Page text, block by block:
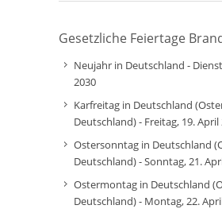
Gesetzliche Feiertage
Neujahr in Deutschland -
2030
Karfreitag in Deutschland
Deutschland) - Freitag, 19. April
Ostersonntag in Deutschland
Deutschland) - Sonntag, 21.
Ostermontag in Deutschland
Deutschland) - Montag, 22.